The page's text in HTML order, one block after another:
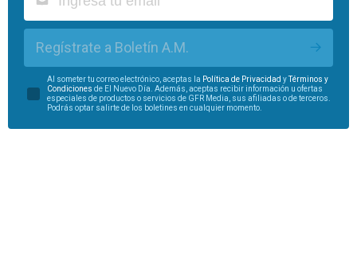
Regístrate a Boletín A.M.
Al someter tu correo electrónico, aceptas la Política de Privacidad yTérminos y
Condiciones de El Nuevo Día. Además, aceptas recibir información u ofertas
especiales de productos o servicios de GFR Media, sus afiliadas o de terceros.
Podrás optar salirte de los boletines en cualquier momento.